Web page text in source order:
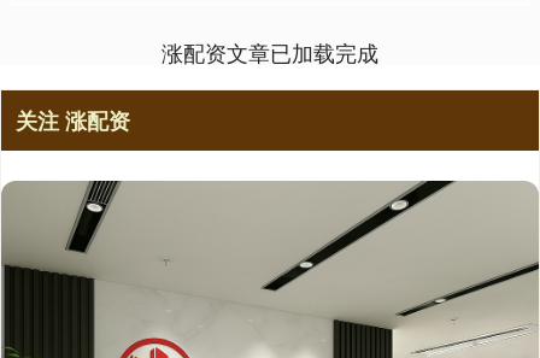
涨配资文章已加载完成
关注 涨配资